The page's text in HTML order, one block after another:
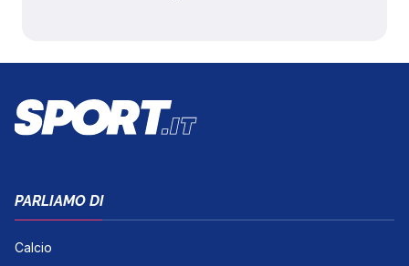
PARLIAMO DI
Calcio